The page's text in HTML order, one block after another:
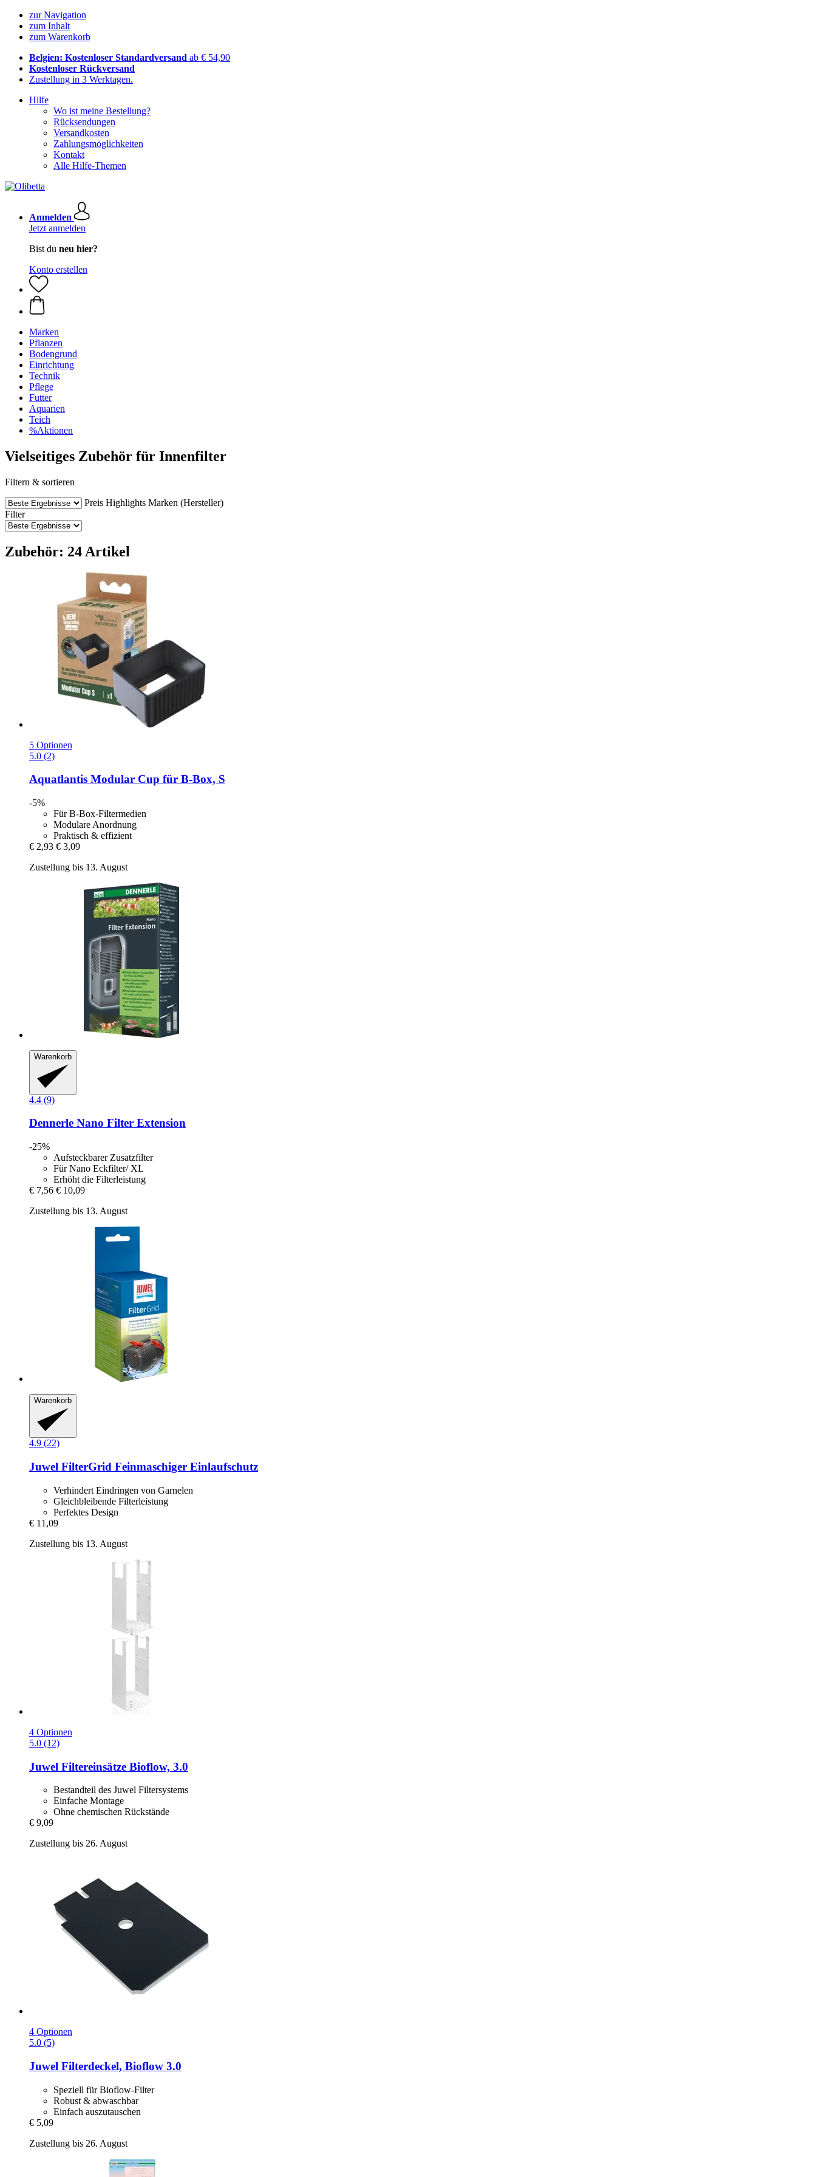
zur Navigation
zum Inhalt
zum Warenkorb
Belgien: Kostenloser Standardversand ab € 54,90
Kostenloser Rückversand
Zustellung in 3 Werktagen.
Hilfe
Wo ist meine Bestellung?
Rücksendungen
Versandkosten
Zahlungsmöglichkeiten
Kontakt
Alle Hilfe-Themen
Anmelden
Jetzt anmelden
Bist du neu hier?
Konto erstellen
Marken
Pflanzen
Bodengrund
Einrichtung
Technik
Pflege
Futter
Aquarien
Teich
%Aktionen
Vielseitiges Zubehör für Innenfilter
Filtern & sortieren
Preis Highlights Marken (Hersteller)
Filter
Zubehör: 24 Artikel
5 Optionen
5.0 (2)
Aquatlantis Modular Cup für B-​Box, S
-5%
Für B-Box-Filtermedien
Modulare Anordnung
Praktisch & effizient
€ 2,93 € 3,09
Zustellung bis 13. August
Warenkorb
4.4 (9)
Dennerle Nano Filter Extension
-25%
Aufsteckbarer Zusatzfilter
Für Nano Eckfilter/ XL
Erhöht die Filterleistung
€ 7,56 € 10,09
Zustellung bis 13. August
Warenkorb
4.9 (22)
Juwel FilterGrid Feinmaschiger Einlaufschutz
Verhindert Eindringen von Garnelen
Gleichbleibende Filterleistung
Perfektes Design
€ 11,09
Zustellung bis 13. August
4 Optionen
5.0 (12)
Juwel Filtereinsätze Bioflow, 3.0
Bestandteil des Juwel Filtersystems
Einfache Montage
Ohne chemischen Rückstände
€ 9,09
Zustellung bis 26. August
4 Optionen
5.0 (5)
Juwel Filterdeckel, Bioflow 3.0
Speziell für Bioflow-Filter
Robust & abwaschbar
Einfach auszutauschen
€ 5,09
Zustellung bis 26. August